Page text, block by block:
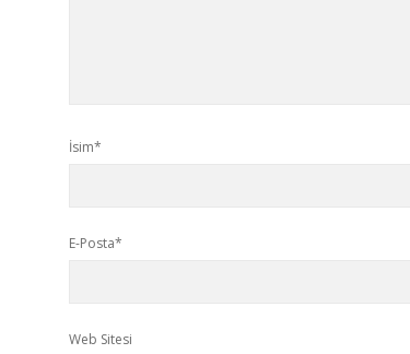
İsim*
E-Posta*
Web Sitesi